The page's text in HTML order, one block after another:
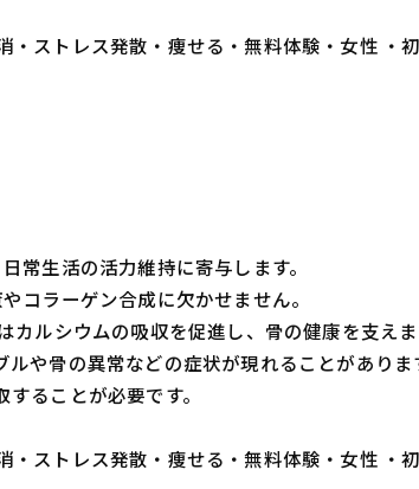
ストレス発散・痩せる・無料体験・女性 ・
常生活の活力維持に寄与します。
コラーゲン合成に欠かせません。
ルシウムの吸収を促進し、骨の健康を支えま
や骨の異常などの症状が現れることがありま
ることが必要です。
ストレス発散・痩せる・無料体験・女性 ・